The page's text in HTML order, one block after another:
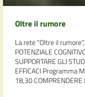
Oltre il rumore
La rete “Oltre il
POTENZIALE
SUPPORTARE GLI
EFFICACI Programma
18,30